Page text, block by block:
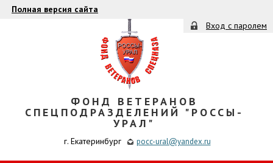
Полная версия сайта
Вход с паролем
ФОНД ВЕТЕРАНОВ
СПЕЦПОДРАЗДЕЛЕНИЙ "РОССЫ-
УРАЛ"
г. Екатеринбург pocc-ural@yandex.ru